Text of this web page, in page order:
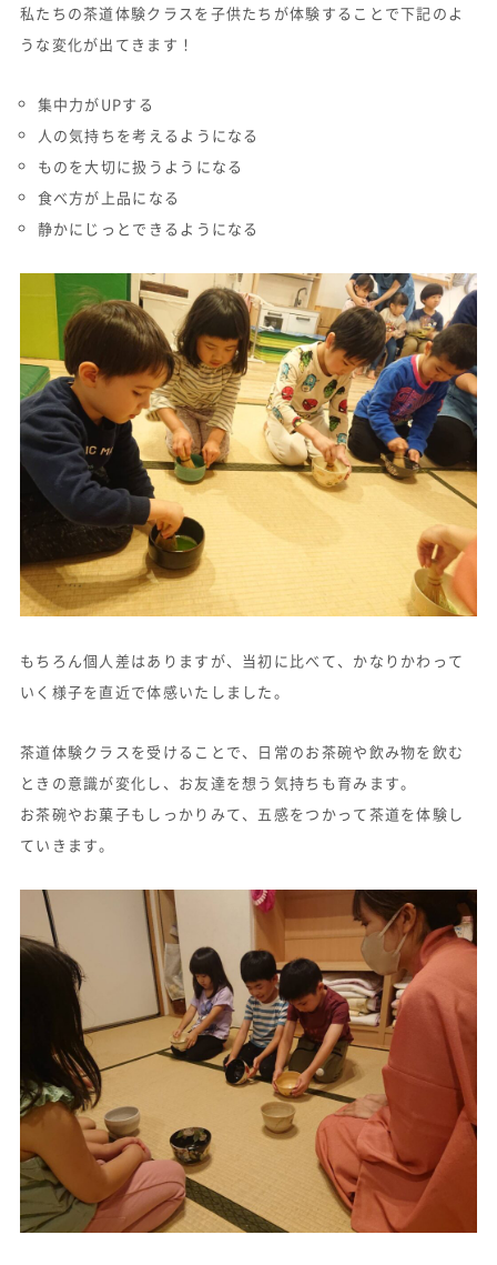
私たちの茶道体験クラスを子供たちが体験することで下記のよ
うな変化が出てきます！
集中力がUPする
人の気持ちを考えるようになる
ものを大切に扱うようになる
食べ方が上品になる
静かにじっとできるようになる
もちろん個人差はありますが、当初に比べて、かなりかわって
いく様子を直近で体感いたしました。
茶道体験クラスを受けることで、日常のお茶碗や飲み物を飲む
ときの意識が変化し、お友達を想う気持ちも育みます。
お茶碗やお菓子もしっかりみて、五感をつかって茶道を体験し
ていきます。